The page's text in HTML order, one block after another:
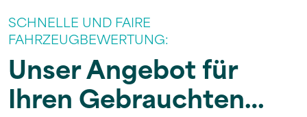
SCHNELLE UND FAIRE
FAHRZEUGBEWERTUNG:
Unser Angebot für
Ihren Gebrauchten…